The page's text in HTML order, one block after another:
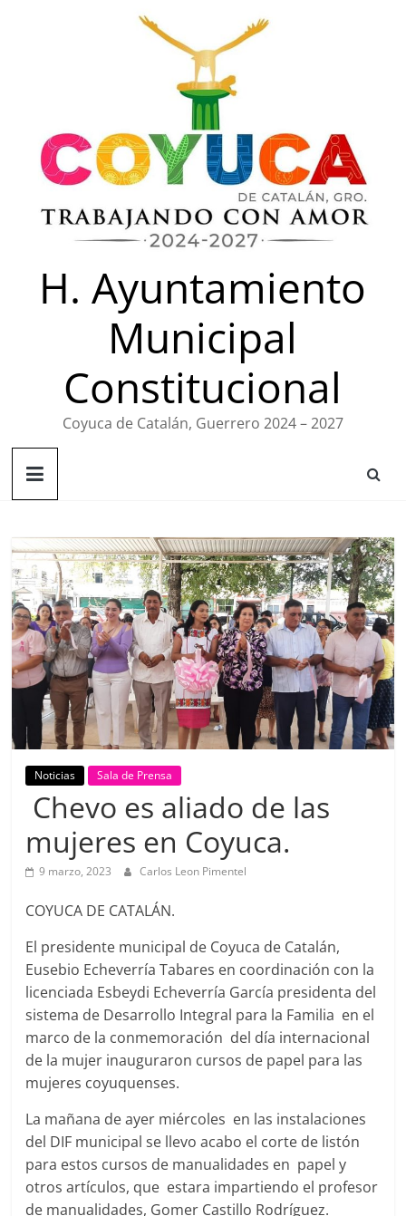
H. Ayuntamiento
Municipal
Constitucional
Coyuca de Catalán, Guerrero 2024 – 2027
Noticias Sala de Prensa
Chevo es aliado de las
mujeres en Coyuca.
9 marzo, 2023 Carlos Leon Pimentel
COYUCA DE CATALÁN.
El presidente municipal de Coyuca de Catalán,
Eusebio Echeverría Tabares en coordinación con la
licenciada Esbeydi Echeverría García presidenta del
sistema de Desarrollo Integral para la Familia en el
marco de la conmemoración del día internacional
de la mujer inauguraron cursos de papel para las
mujeres coyuquenses.
La mañana de ayer miércoles en las instalaciones
del DIF municipal se llevo acabo el corte de listón
para estos cursos de manualidades en papel y
otros artículos, que estara impartiendo el profesor
de manualidades, Gomer Castillo Rodríguez.